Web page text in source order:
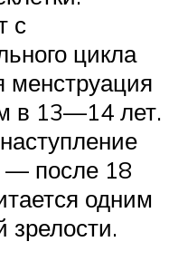
с
цикла
менструация
в 13—14 лет.
— после 18
одним
зрелости.